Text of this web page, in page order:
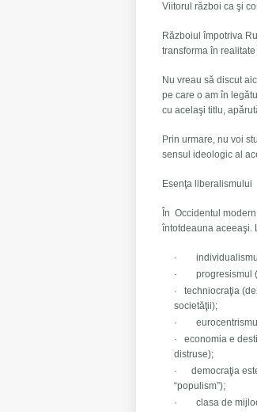
Viitorul război ca şi
Războiul împotriva
transforma în
Nu vreau să discut
pe care o am în
cu acelaşi titlu,
Prin urmare, nu voi
sensul ideologic al
Esenţa liberalismului
În Occidentul
întotdeauna aceeaşi.
· individualismul
· progresismul
· techniocraţia
societăţii);
· eurocentrismul
· economia e
distruse);
· democraţia este
“populism”);
· clasa de mijloc